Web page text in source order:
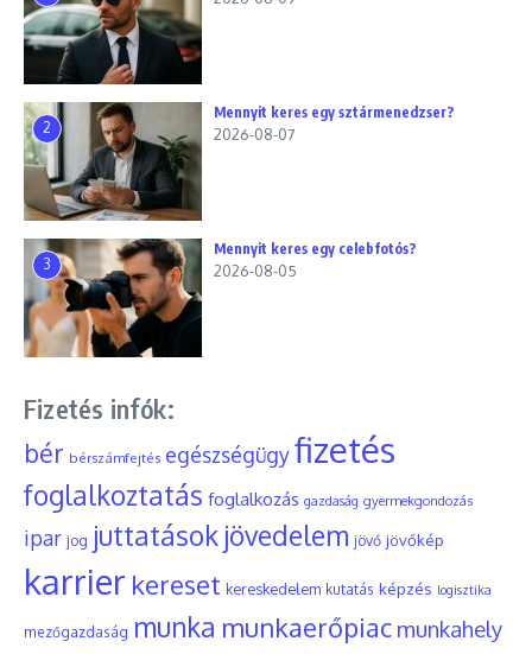
2
Mennyit keres egy sztármenedzser?
2026-08-07
3
Mennyit keres egy celebfotós?
2026-08-05
Fizetés infók:
bér bérszámfejtés egészségügyfizetés
foglalkoztatás foglalkozás gazdaság gyermekgondozás
ipar jog juttatások jövedelem jövő jövőkép
karrier kereset kereskedelem kutatás képzés logisztika
mezőgazdaság munka munkaerőpiac munkahely